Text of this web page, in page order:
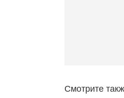
Смотрите